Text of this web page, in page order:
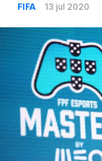
FIFA 13 jul 2020